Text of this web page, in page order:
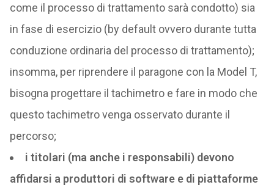
come il processo di trattamento sarà condotto) sia
in fase di esercizio (by default ovvero durante tutta
conduzione ordinaria del processo di trattamento);
insomma, per riprendere il paragone con la Model T,
bisogna progettare il tachimetro e fare in modo che
questo tachimetro venga osservato durante il
percorso;
i titolari (ma anche i responsabili) devono
affidarsi a produttori di software e di piattaforme